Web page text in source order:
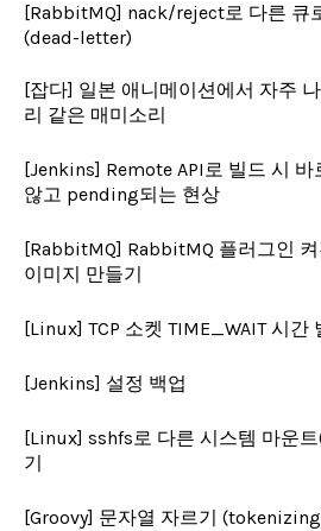
[RabbitMQ] nack/reject로 다른 큐
(dead-letter)
[잡다] 일본 애니메이션에서 자주
리 같은 매미소리
[Jenkins] Remote API로 빌드 시 바
않고 pending되는 현상
[RabbitMQ] RabbitMQ 플러그인
이미지 만들기
[Linux] TCP 소켓 TIME_WAIT 시간
[Jenkins] 설정 백업
[Linux] sshfs로 다른 시스템 마운
기
[Groovy] 문자열 자르기